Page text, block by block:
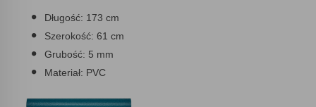
Długość: 173 cm
Szerokość: 61 cm
Grubość: 5 mm
Materiał: PVC